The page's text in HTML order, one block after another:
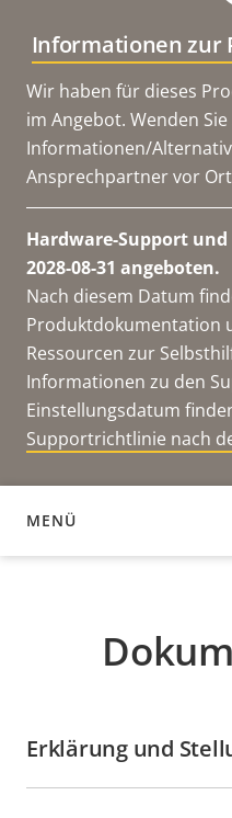
Informationen zur
Wir haben für dieses
im Angebot. Wenden
Informationen/
Ansprechpartner vor
Hardware-Support und
2028-08-31 angeboten.
Nach diesem Datum
Produktdokumentation
Ressourcen zur
Informationen zu den
Einstellungsdatum
Supportrichtlinie nach
MENÜ
DOKUMENTATION
Erklärung und